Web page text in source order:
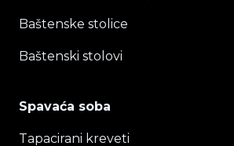
Baštenske stolice
Baštenski stolovi
Spavaća soba
Tapacirani kreveti